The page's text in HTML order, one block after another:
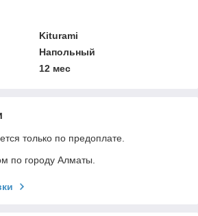
Kiturami
Напольный
12 мес
только по предоплате.
по городу Алматы.